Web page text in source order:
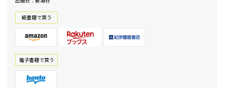
紙書籍で買う
電⼦書籍で買う